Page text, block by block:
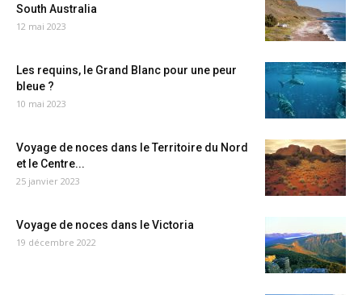
South Australia
12 mai 2023
Les requins, le Grand Blanc pour une peur
bleue ?
10 mai 2023
Voyage de noces dans le Territoire du Nord
et le Centre...
25 janvier 2023
Voyage de noces dans le Victoria
19 décembre 2022